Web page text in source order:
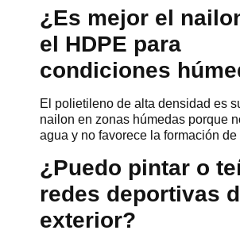
¿Es mejor el
el HDPE para
condiciones
El polietileno de alta densidad es
nailon en zonas húmedas porque
agua y no favorece la formación de
¿Puedo pintar o
redes deportivas
exterior?